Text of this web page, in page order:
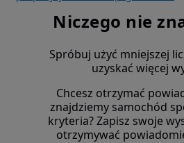
Niczego nie
Spróbuj użyć mniejszej
uzyskać więcej
Chcesz otrzymać
znajdziemy samochód
kryteria? Zapisz swoje
otrzymywać